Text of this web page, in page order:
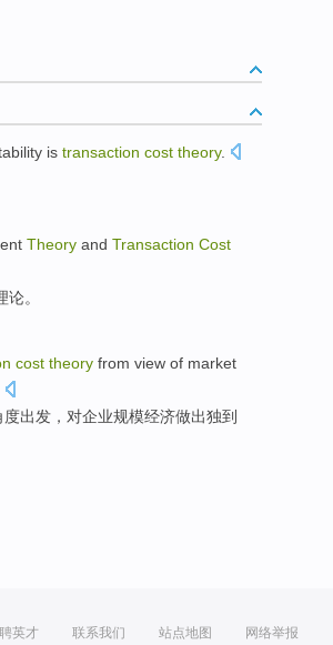
is transaction cost theory.
Theory and Transaction Cost
论。
cost theory from view of market
度出发 ， 对企业规模经济做出独到
英才 联系我们 站点地图 网络举报